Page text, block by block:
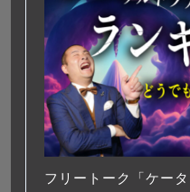
フリートーク「ケー